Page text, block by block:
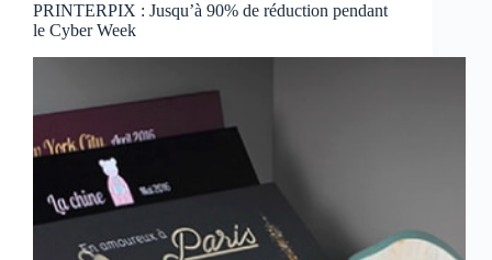
PRINTERPIX : Jusqu’à 90% de réduction pendant
le Cyber Week